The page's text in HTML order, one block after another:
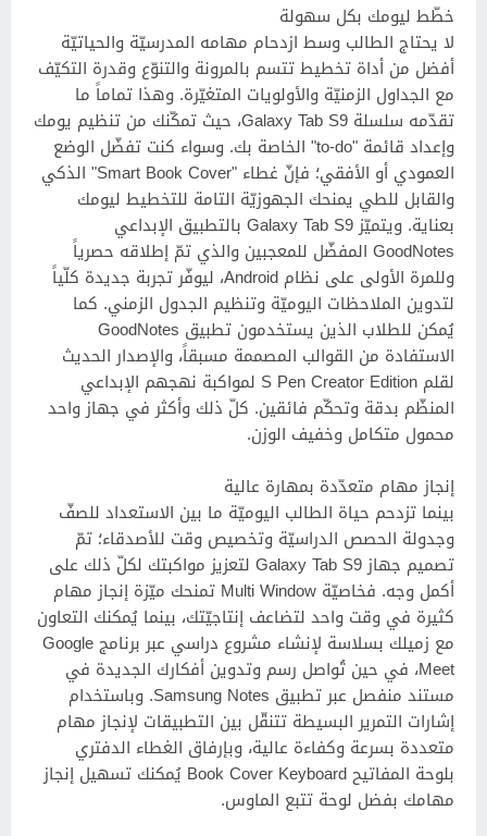
خطّط ليومك بكل سهولة
لا يحتاج الطالب وسط ازدحام مهامه المدرسيّة والحياتيّة
أفضل من أداة تخطيط تتسم بالمرونة والتنوّع وقدرة التكيّف
مع الجداول الزمنيّة والأولويات المتغيّرة. وهذا تماماً ما
تقدّمه سلسلة Galaxy Tab S9، حيث تمكّنك من تنظيم يومك
وإعداد قائمة "to-do" الخاصة بك. وسواء كنت تفضّل الوضع
العمودي أو الأفقي؛ فإنّ غطاء "Smart Book Cover" الذكي
والقابل للطي يمنحك الجهوزيّة التامة للتخطيط ليومك
بعناية. ويتميّز Galaxy Tab S9 بالتطبيق الإبداعي
GoodNotes المفضّل للمعجبين والذي تمّ إطلاقه حصرياً
وللمرة الأولى على نظام Android، ليوفّر تجربة جديدة كلّياً
لتدوين الملاحظات اليوميّة وتنظيم الجدول الزمني. كما
يُمكن للطلاب الذين يستخدمون تطبيق GoodNotes
الاستفادة من القوالب المصممة مسبقاً، والإصدار الحديث
لقلم S Pen Creator Edition لمواكبة نهجهم الإبداعي
المنظّم بدقة وتحكّم فائقين. كلّ ذلك وأكثر في جهاز واحد
محمول متكامل وخفيف الوزن.
إنجاز مهام متعدّدة بمهارة عالية
بينما تزدحم حياة الطالب اليوميّة ما بين الاستعداد للصفّ
وجدولة الحصص الدراسيّة وتخصيص وقت للأصدقاء؛ تمّ
تصميم جهاز Galaxy Tab S9 لتعزيز مواكبتك لكلّ ذلك على
أكمل وجه. فخاصيّة Multi Window تمنحك ميّزة إنجاز مهام
كثيرة في وقت واحد لتضاعف إنتاجيّتك، بينما يُمكنك التعاون
مع زميلك بسلاسة لإنشاء مشروع دراسي عبر برنامج Google
Meet، في حين تُواصل رسم وتدوين أفكارك الجديدة في
مستند منفصل عبر تطبيق Samsung Notes. وباستخدام
إشارات التمرير البسيطة تتنقّل بين التطبيقات لإنجاز مهام
متعددة بسرعة وكفاءة عالية، وبإرفاق الغطاء الدفتري
بلوحة المفاتيح Book Cover Keyboard يُمكنك تسهيل إنجاز
مهامك بفضل لوحة تتبع الماوس.